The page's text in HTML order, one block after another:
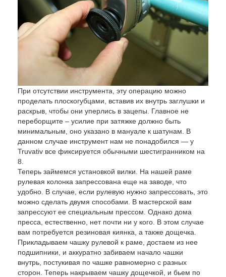
При отсутствии инструмента, эту операцию можно
проделать плоскогубцами, вставив их внутрь заглушки и
раскрыв, чтобы они уперлись в зацепы. Главное не
переборщите – усилие при затяжке должно быть
минимальным, оно указано в мануале к шатунам. В
данном случае инструмент нам не понадобился — у
Truvativ все фиксируется обычными шестигранником на
8.
Теперь займемся установкой вилки. На нашей раме
рулевая колонка запрессована еще на заводе, что
удобно. В случае, если рулевую нужно запрессовать, это
можно сделать двумя способами. В мастерской вам
запрессуют ее специальным прессом. Однако дома
пресса, естественно, нет почти ни у кого. В этом случае
вам потребуется резиновая киянка, а также дощечка.
Прикладываем чашку рулевой к раме, достаем из нее
подшипники, и аккуратно забиваем начало чашки
внутрь, постукивая по чашке равномерно с разных
сторон. Теперь накрываем чашку дощечкой, и бьем по